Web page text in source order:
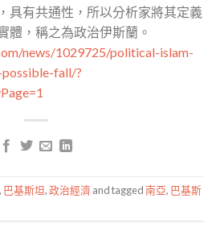
具有共通性，所以分析家將其定義
體，稱之為政治伊斯蘭。
news/1029725/political-islam-
fall/?
, 巴基斯坦,政治經濟 and tagged南亞, 巴基斯